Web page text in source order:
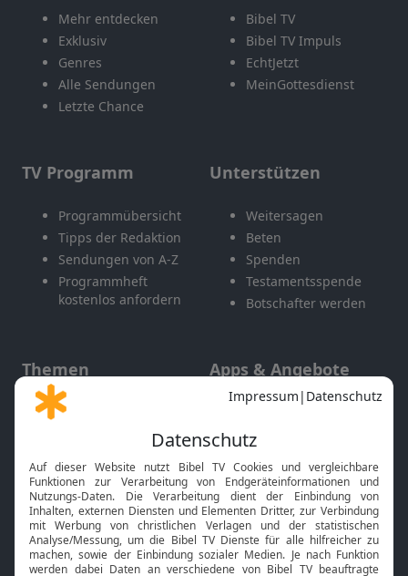
Mehr entdecken
Exklusiv
Genres
Alle Sendungen
Letzte Chance
Bibel TV
Bibel TV Impuls
EchtJetzt
MeinGottesdienst
TV Programm
Programmübersicht
Tipps der Redaktion
Sendungen von A-Z
Programmheft
kostenlos anfordern
Unterstützen
Weitersagen
Beten
Spenden
Testamentsspende
Botschafter werden
Themen
Gott und Bibel erklärt
Neuigkeiten
Apps & Angebote
Mobile App
Smart TV
HbbTV
Bibelthek Online-Bibel
Nächster Gottesdienst